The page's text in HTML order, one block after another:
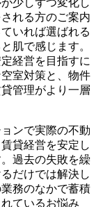
れる方のご案内
いれば選ばれる
肌で感じます。
経営を目指すに
室対策と、物件
管理がより一層
ンで実際の不動
貸経営を安定し
過去の失敗を繰
だけでは解決し
務のなかで蓄積
ているお悩み